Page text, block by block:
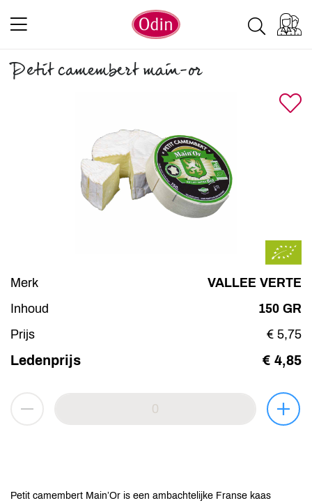
Petit camembert main-or
Merk
VALLEE VERTE
Inhoud
150 GR
Prijs
€ 5,75
Ledenprijs € 4,85
Petit camembert Main’Or is een ambachtelijke Franse kaas